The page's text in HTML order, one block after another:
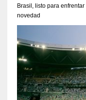
Brasil, listo para
novedad